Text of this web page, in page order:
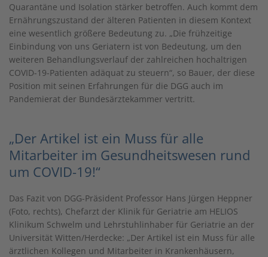
Quarantäne und Isolation stärker betroffen. Auch kommt dem
Ernährungszustand der älteren Patienten in diesem Kontext
eine wesentlich größere Bedeutung zu. „Die frühzeitige
Einbindung von uns Geriatern ist von Bedeutung, um den
weiteren Behandlungsverlauf der zahlreichen hochaltrigen
COVID-19-Patienten adäquat zu steuern“, so Bauer, der diese
Position mit seinen Erfahrungen für die DGG auch im
Pandemierat der Bundesärztekammer vertritt.
„Der Artikel ist ein Muss für alle
Mitarbeiter im Gesundheitswesen rund
um COVID-19!“
Das Fazit von DGG-Präsident Professor Hans Jürgen Heppner
(Foto, rechts), Chefarzt der Klinik für Geriatrie am HELIOS
Klinikum Schwelm und Lehrstuhlinhaber für Geriatrie an der
Universität Witten/Herdecke: „Der Artikel ist ein Muss für alle
ärztlichen Kollegen und Mitarbeiter in Krankenhäusern,